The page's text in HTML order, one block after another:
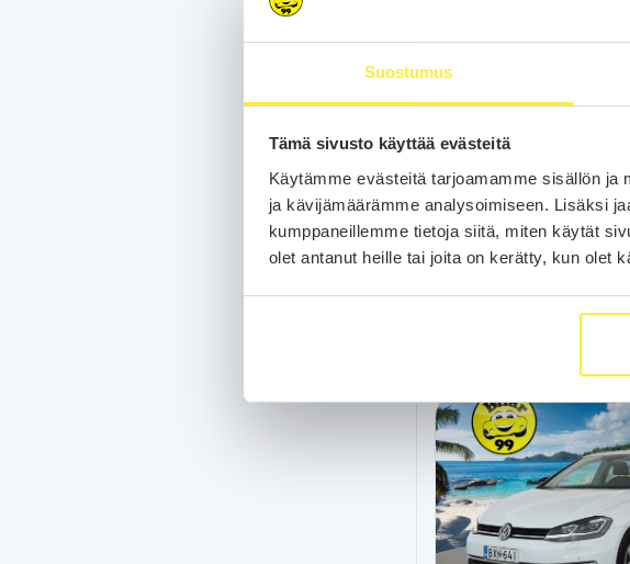
Suostumus
Tämä sivusto käyttää evästeitä
Käytämme evästeitä tarjoamamme sisällön ja
ja kävijämäärämme analysoimiseen. Lisäksi
kumppaneillemme tietoja siitä, miten käytät
olet antanut heille tai joita on kerätty, kun olet
Tesla Model Y
Matrix-LED | Muistipenkki |
2x Latauskaapelit | Kahdet
alk.349